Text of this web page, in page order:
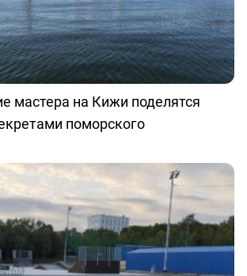
мастера на Кижи поделятся
поморского